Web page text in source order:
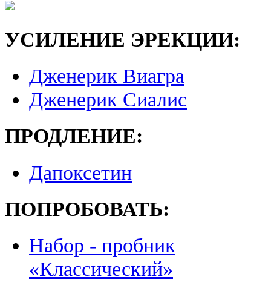
УСИЛЕНИЕ ЭРЕКЦИИ:
Дженерик Виагра
Дженерик Сиалис
ПРОДЛЕНИЕ:
Дапоксетин
ПОПРОБОВАТЬ:
Набор - пробник
«Классический»